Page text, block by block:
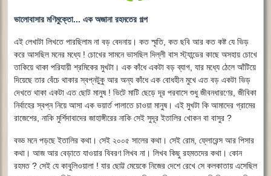
ভালোবাসার মণিমুক্তো... এক অজানা রহমতের গল্প
এই লেখাটা লিখতে পারছিলাম না বড় বেদনায়। কত স্মৃতি, কত ছবি আর কত কষ্ট যে ভিড়
করে আসছিল মনের মধ্যে ! চোখের সামনে ভাসছিল দিল্লী বাস স্ট্যান্ডের কাছে অসহায় চোখে
তাকিয়ে থাকা পরিযায়ী শ্রমিকের মুখটা। এক কাঁধে একটা বড় ব্যাগ, যার মধ্যে ঠেলে আঁটিয়ে
দিয়েছে তার বেঁচে থাকার স্বপ্নটুকু আর অন্য কাঁধে এক বোধহীন মুখে এত বড় একটা ভিড়
দেখতে থাকা একটা এত ছোট মানুষ ! ভিটে মাটি ছেড়ে দূর পরবাসে শুধু জীবনধারণের, জীবিকা
নির্বাহের স্বপ্ন নিয়ে আসা এক ভয়ার্ত পালাতে চাওয়া মানুষ। এই মুখটা কি আমাদের গ্রামের
রাজেশের, নাকি মুর্শিদাবাদের জাহাঙ্গীরের নাকি সেই সুদূর ইতালির খোকন বা বাসুর ?
বড্ড মনে পড়ছে ইতালির কথা। সেই ২০০৫ সালের কথা। সেই রোম, ফ্লোরেন্স আর পিসার
কথা। আজ আর বেড়াতে যাওয়ার বিবরণ লিখব না। লিখব কিছু রহমতদের কথা। কোন
রহমত ? সেই যে কাবুলিওয়ালা ! যার ছোট্ট মেয়েকে নিজের দেশে রেখে সে কলকাতায় এসেছিল